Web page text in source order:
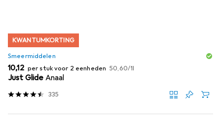
KWANTUMKORTING
Smeermiddelen
EUR
10,12 per stuk voor 2 eenheden EUR
50,60/1l
Just Glide Anaal
335